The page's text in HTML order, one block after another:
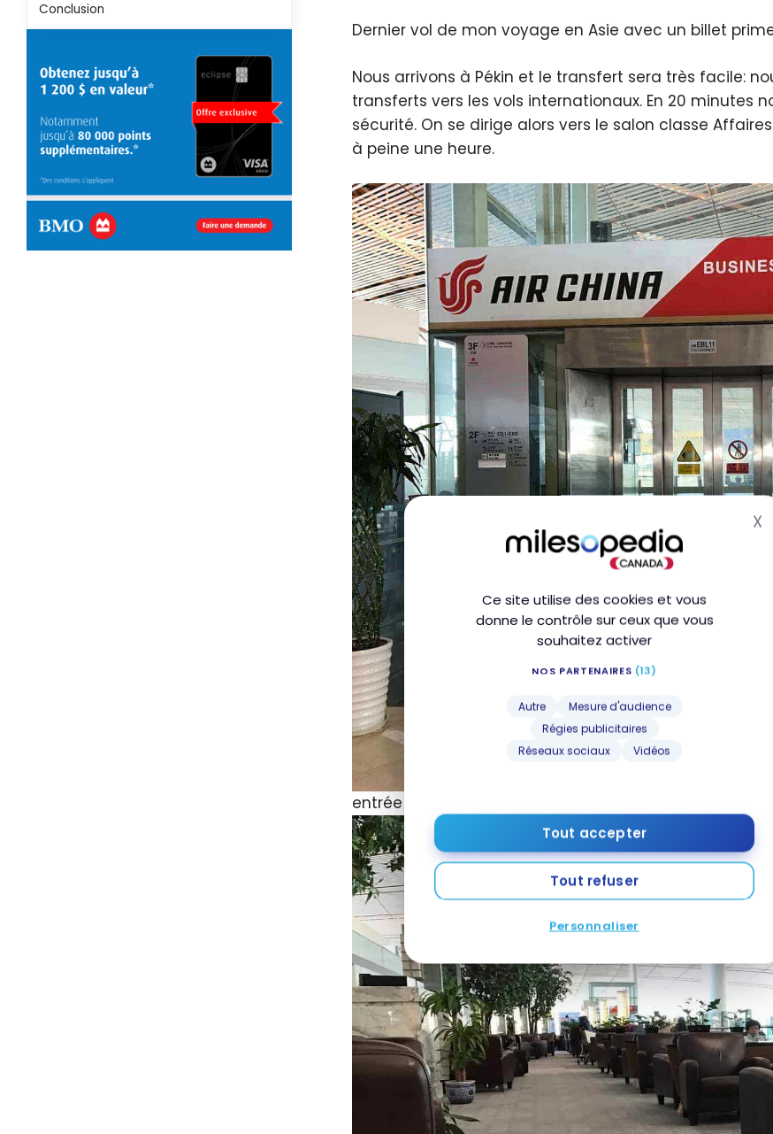
Ce site utilise des cookies et vous
donne le contrôle sur ceux que vous
souhaitez activer
NOS PARTENAIRES (13)
Autre
Mesure d'audience
Régies publicitaires
Réseaux sociaux
Vidéos
Tout accepter
Tout refuser
Personnaliser
X
Dernier vol de mon voyage en Asie avec un billet
Nous arrivons à Pékin et le transfert sera très facile:
transferts vers les vols internationaux. En 20 minutes
sécurité. On se dirige alors vers le salon classe
à peine une heure.
entrée du salon Air China à Pékin
Conclusion